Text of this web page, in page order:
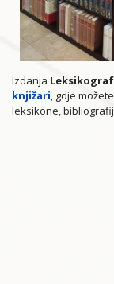
Izdanja
knjižari, gdje
leksikone,